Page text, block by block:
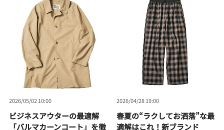
2026/05/02 10:00
ビジネスアウターの最適解
「バルマカーンコート」を徹
2026/04/28 19:00
春夏の“ラクしてお洒落”な最
適解はこれ！新ブランド